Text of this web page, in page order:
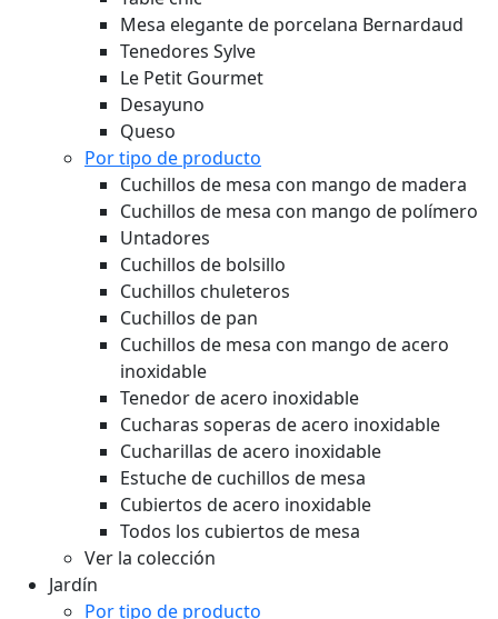
Mesa elegante de porcelana Bernardaud
Tenedores Sylve
Le Petit Gourmet
Desayuno
Queso
Por tipo de producto
Cuchillos de mesa con mango de madera
Cuchillos de mesa con mango de polímero
Untadores
Cuchillos de bolsillo
Cuchillos chuleteros
Cuchillos de pan
Cuchillos de mesa con mango de acero
inoxidable
Tenedor de acero inoxidable
Cucharas soperas de acero inoxidable
Cucharillas de acero inoxidable
Estuche de cuchillos de mesa
Cubiertos de acero inoxidable
Todos los cubiertos de mesa
Ver la colección
Jardín
Por tipo de producto